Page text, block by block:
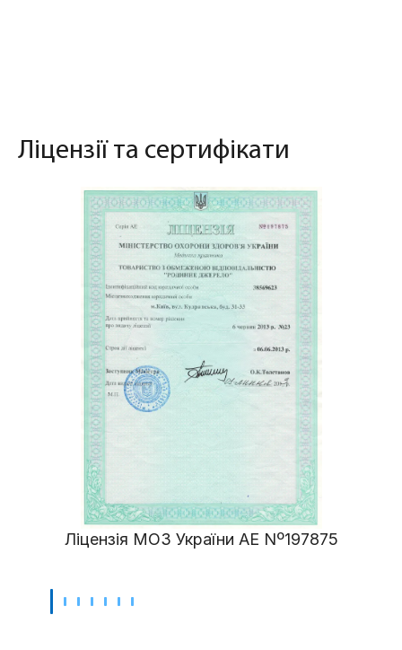
Ліцензії та сертифікати
Ліцензія МОЗ України АЕ Nº197875